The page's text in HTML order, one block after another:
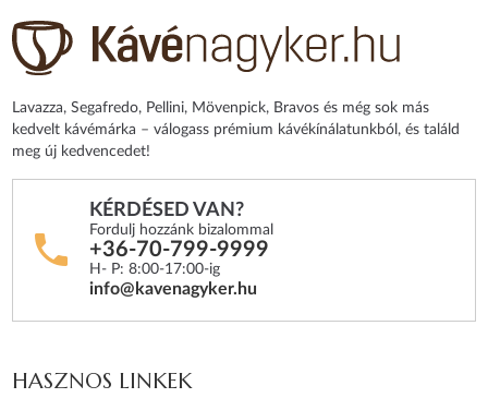
Lavazza, Segafredo, Pellini, Mövenpick, Bravos és még sok más
kedvelt kávémárka – válogass prémium kávékínálatunkból, és találd
meg új kedvencedet!
KÉRDÉSED VAN?
Fordulj hozzánk bizalommal
+36-70-799-9999
H- P: 8:00-17:00-ig
info@kavenagyker.hu
HASZNOS LINKEK